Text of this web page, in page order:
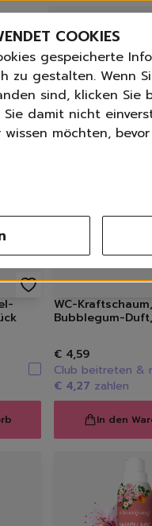
GANGLETTER
TrustPilot score📦
WC-Kraftschaum,
Bubblegum-
€ 4,59
Club beitreten &
€ 4,27 zahlen
In den
COOKIES
gespeicherte
zu gestalten. Wenn
sind, klicken
damit nicht
wissen möchten,